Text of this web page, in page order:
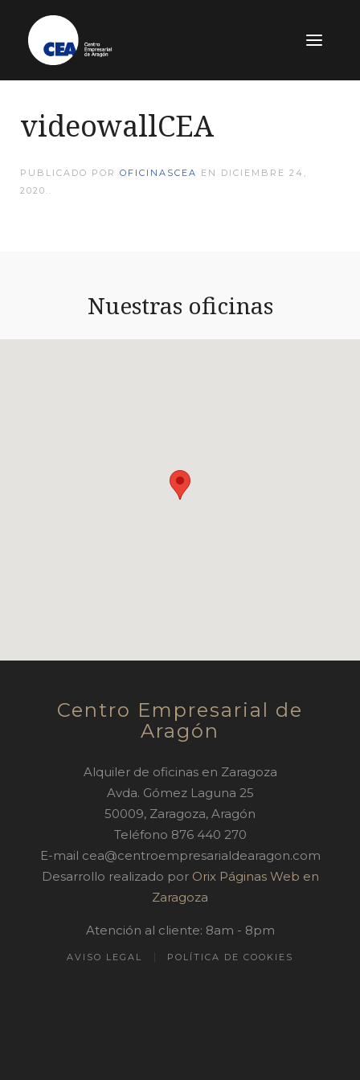
videowallCEA
PUBLICADO POR OFICINASCEA EN DICIEMBRE 24,
2020 ..
Nuestras oficinas
Centro Empresarial de
Aragón
Alquiler de oficinas en Zaragoza
Avda. Gómez Laguna 25
50009, Zaragoza, Aragón
Teléfono 876 440 270
E-mail cea@centroempresarialdearagon.com
Desarrollo realizado por Orix Páginas Web en
Zaragoza
Atención al cliente: 8am - 8pm
AVISO LEGAL POLÍTICA DE COOKIES